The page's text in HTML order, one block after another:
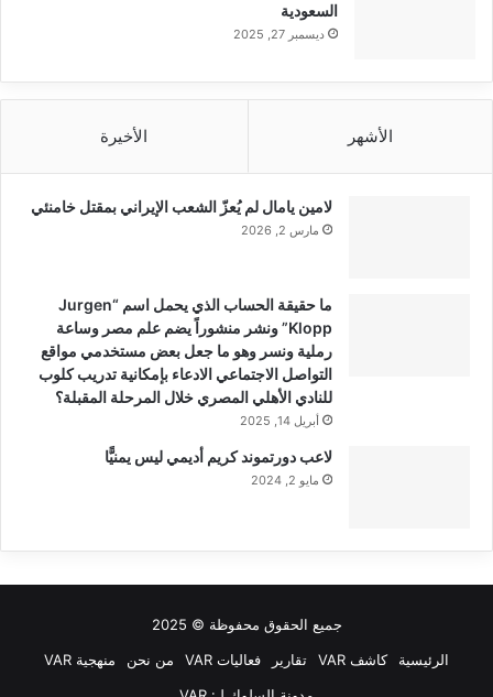
السعودية
ديسمبر 27, 2025
الأشهر الأخيرة
لامين يامال لم يُعزّ الشعب الإيراني بمقتل خامنئي
مارس 2, 2026
ما حقيقة الحساب الذي يحمل اسم “Jurgen
Klopp” ونشر منشوراً يضم علم مصر وساعة
رملية ونسر وهو ما جعل بعض مستخدمي مواقع
التواصل الاجتماعي الادعاء بإمكانية تدريب كلوب
للنادي الأهلي المصري خلال المرحلة المقبلة؟
أبريل 14, 2025
لاعب دورتموند كريم أديمي ليس يمنيًّا
مايو 2, 2024
جميع الحقوق محفوظة © 2025
الرئيسية
كاشف VAR تقارير فعاليات VAR من نحن
منهجية VAR